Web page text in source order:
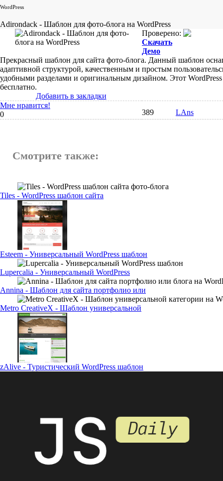
WordPress
Adirondack - Шаблон для фото-блога на WordPress
Проверено:
Скачать
Демо
Прекрасный шаблон для сайта фото-блога. Данный шаблон
адаптивной структурой, качественным и простым
удобными разделами и оригинальным дизайном. Этот
бесплатно.
Добавить в закладки
Мне нравится!
0
389 LAns
Смотрите также:
Tiles - WordPress шаблон сайта
Esteem - Универсальный WordPress шаблон
Lupercalia - Универсальный WordPress
Annina - Шаблон для сайта портфолио или
Metro CreativeX - Шаблон универсальной
zAlive - Туристический WordPress шаблон